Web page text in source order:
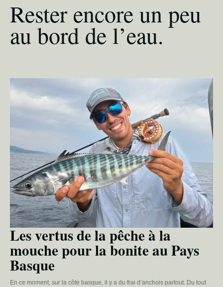
Rester encore un peu
au bord de l’eau.
Les vertus de la pêche à la
mouche pour la bonite au Pays
Basque
En ce moment, sur la côte basque, il y a du frai d’anchois partout. Du tout